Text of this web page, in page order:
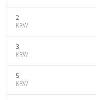
2
KRW
3
KRW
5
KRW